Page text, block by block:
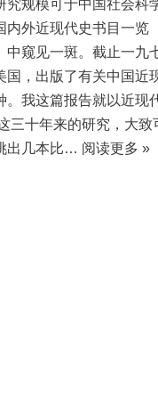
究规模可于中国社会科
内外近现代史书目一览
窥见一斑。截止一九
国，出版了有关中国近
。我这篇报告就以近现
三十年来的研究，大致
出几本比… 阅读更多 »